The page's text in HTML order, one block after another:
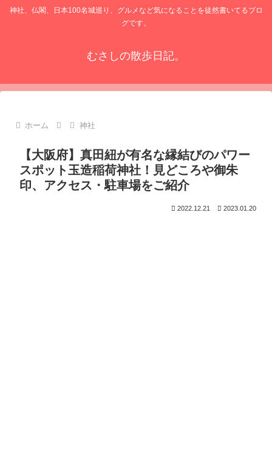
神社、仏閣、日本100名城巡り、グルメなど気になることを徒然書いてるブロ
グです。
むさしの散歩日記。
ホーム 神社
【大阪府】真田紐が有名な縁結びのパワー
スポット玉造稲荷神社！見どころや御朱
印、アクセス・駐車場をご紹介
2022.12.21 2023.01.20